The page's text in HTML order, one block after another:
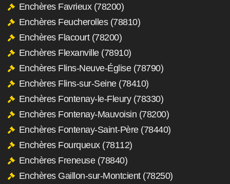
Enchères Favrieux (78200)
Enchères Feucherolles (78810)
Enchères Flacourt (78200)
Enchères Flexanville (78910)
Enchères Flins-Neuve-Église (78790)
Enchères Flins-sur-Seine (78410)
Enchères Fontenay-le-Fleury (78330)
Enchères Fontenay-Mauvoisin (78200)
Enchères Fontenay-Saint-Père (78440)
Enchères Fourqueux (78112)
Enchères Freneuse (78840)
Enchères Gaillon-sur-Montcient (78250)